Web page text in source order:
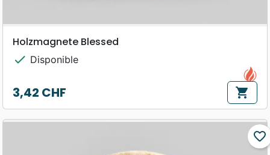
Holzmagnete Blessed
check Disponible
Prix
3,42 CHF shopping_cart
favorite_border